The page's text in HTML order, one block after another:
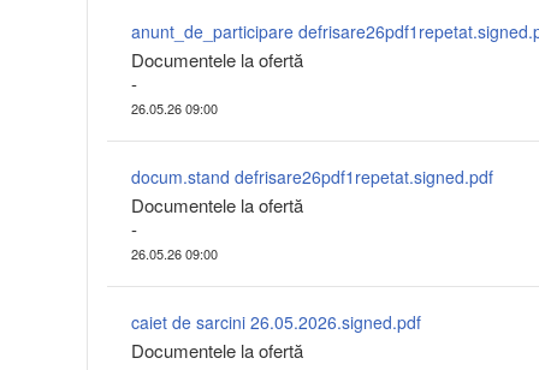
anunt_de_participare
Documentele la ofertă
-
26.05.26 09:00
docum.stand defrisare26pdf1repetat.signed.pdf
Documentele la ofertă
-
26.05.26 09:00
caiet de sarcini 26.05.2026.signed.pdf
Documentele la ofertă